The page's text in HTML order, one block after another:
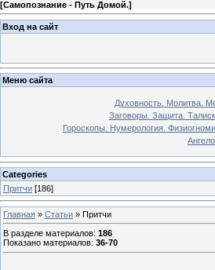
[Самопознание - Путь Домой.]
Вход на сайт
Меню сайта
Духовность. Молитва.
Заговоры. Защита.
Гороскопы. Нумерология.
Categories
Притчи [186]
Главная » Статьи » Притчи
В разделе материалов: 186
Показано материалов: 36-70